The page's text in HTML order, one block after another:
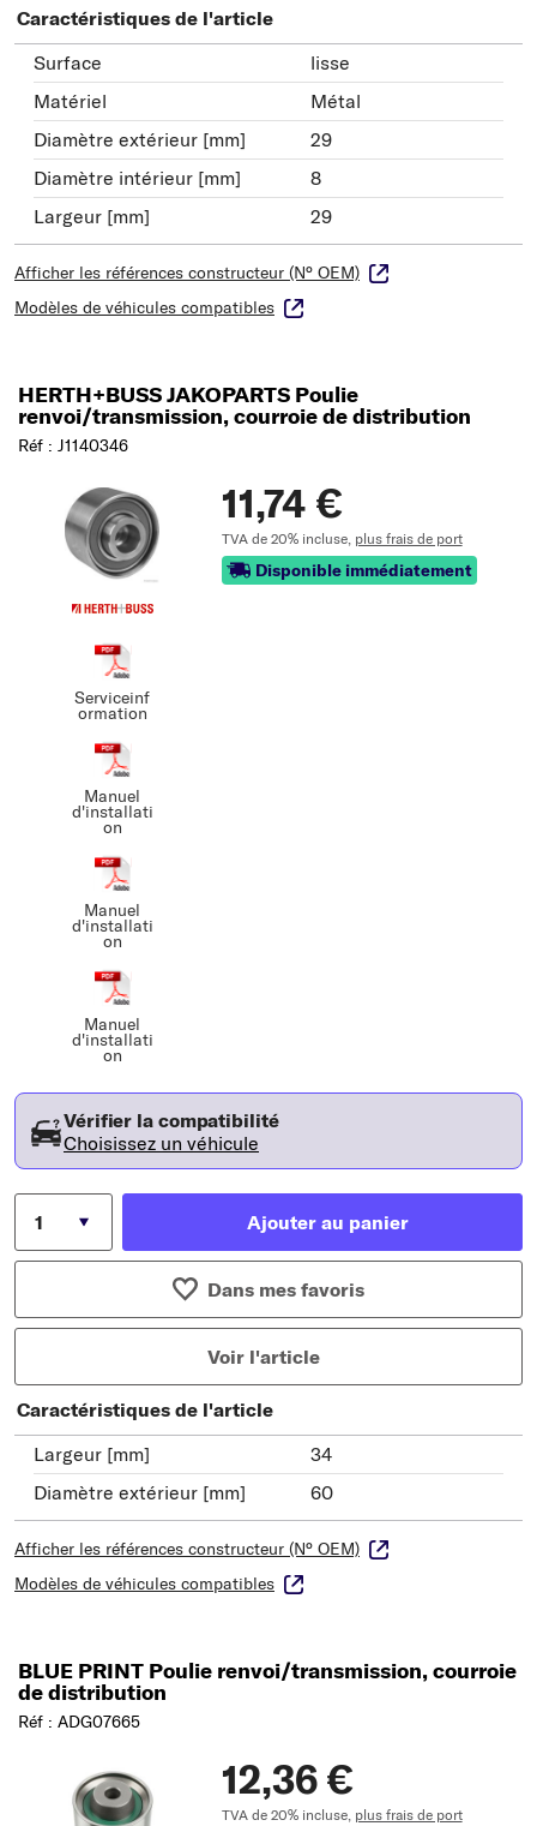
Caractéristiques de l'article
Surface
lisse
Matériel
Métal
Diamètre extérieur [mm]
29
Diamètre intérieur [mm]
8
Largeur [mm]
29
Afficher les références constructeur (N° OEM)
Modèles de véhicules compatibles
HERTH+BUSS JAKOPARTS Poulie
renvoi/transmission, courroie de distribution
Réf : J1140346
Serviceinf
ormation
Manuel
d'installati
on
Manuel
d'installati
on
Manuel
d'installati
on
11,74 €
TVA de 20% incluse, plus frais de port
Disponible immédiatement
Vérifier la compatibilité
Choisissez un véhicule
Ajouter au panier
Dans mes favoris
Voir l'article
Caractéristiques de l'article
Largeur [mm]
34
Diamètre extérieur [mm]
60
Afficher les références constructeur (N° OEM)
Modèles de véhicules compatibles
BLUE PRINT Poulie renvoi/transmission, courroie
de distribution
Réf : ADG07665
12,36 €
TVA de 20% incluse, plus frais de port